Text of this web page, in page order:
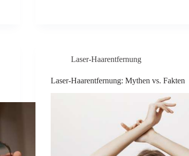
Laser-Haarentfernung
Laser-Haarentfernung: Mythen vs. Fakten